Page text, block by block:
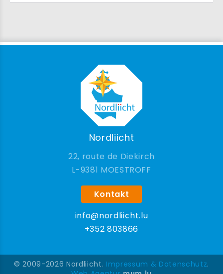
Nordliicht
22, route de Diekirch
9381 MOESTROFF
Kontakt
info@nordliicht.lu
+352 803866
© 2009-2026 Nordliicht. Impressum & Datenschutz.